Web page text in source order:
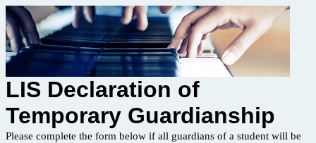
LIS Declaration of
Temporary Guardianship
Please complete the form below if all guardians of a student will be